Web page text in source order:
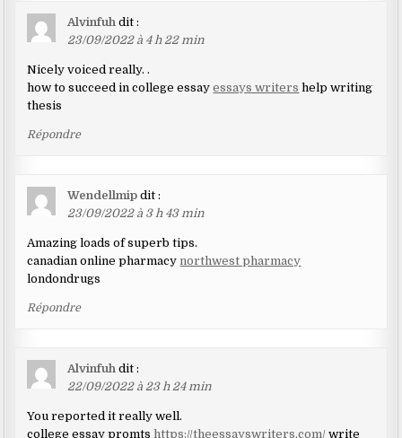
Alvinfuh dit :
23/09/2022 à 4 h 22 min
Nicely voiced really. .
how to succeed in college essayessays writers help writing
thesis
Répondre
Wendellmip dit :
23/09/2022 à 3 h 43 min
Amazing loads of superb tips.
canadian online pharmacynorthwest pharmacy
londondrugs
Répondre
Alvinfuh dit :
22/09/2022 à 23 h 24 min
You reported it really well.
college essay promts https://theessayswriters.com/ write